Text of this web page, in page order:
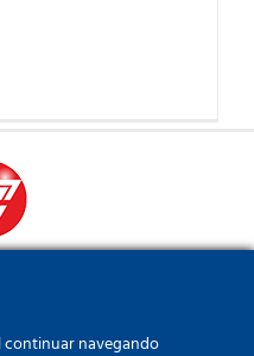
continuar navegando